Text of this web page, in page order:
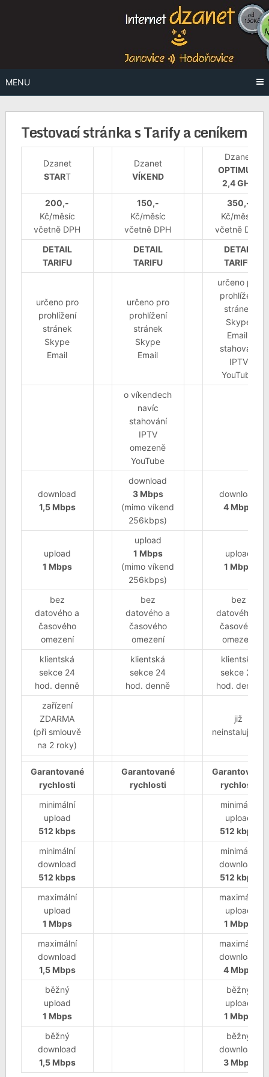
Info
Dzanet
MENU
Testovací stránka s Tarify a ceníkem
Dzanet
START
Dzanet
VÍKEND
Dzanet
OPTIMUM
2,4 GHz
200,-
Kč/měsíc
včetně DPH
150,-
Kč/měsíc
včetně DPH
350,-
Kč/měsíc
včetně DPH
DETAIL
TARIFU
DETAIL
TARIFU
DETAIL
TARIFU
určeno pro
prohlížení
stránek
Skype
Email
určeno pro
prohlížení
stránek
Skype
Email
určeno pro
prohlížení
stránek
Skype
Email,
stahování
IPTV
YouTube
o víkendech
navíc
stahování
IPTV
omezeně
YouTube
download
1,5 Mbps
download
3 Mbps
(mimo víkend
256kbps)
download
4 Mbps
upload
1 Mbps
upload
1 Mbps
(mimo víkend
256kbps)
upload
1 Mbps
bez
datového a
časového
omezení
bez
datového a
časového
omezení
bez
datového a
časového
omezení
klientská
sekce 24
hod. denně
klientská
sekce 24
hod. denně
klientská
sekce 24
hod. denně
zařízení
ZDARMA
(při smlouvě
na 2 roky)
již
neinstalujeme
Garantované
rychlosti
Garantované
rychlosti
Garantované
rychlosti
minimální
upload
512 kbps
minimální
upload
512 kbps
minimální
download
512 kbps
minimální
download
512 kbps
maximální
upload
1 Mbps
maximální
upload
1 Mbps
maximální
download
1,5 Mbps
maximální
download
4 Mbps
běžný
upload
1 Mbps
běžný
upload
1 Mbps
běžný
download
1,5 Mbps
běžný
download
3 Mbps